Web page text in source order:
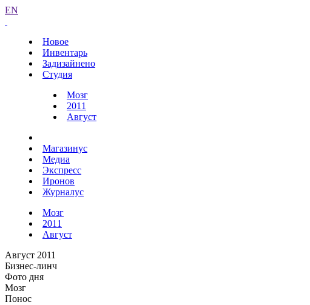
EN
Новое
Инвентарь
Задизайнено
Студия
Мозг
2011
Август
Магазинус
Медиа
Экспресс
Иронов
Журналус
Мозг
2011
Август
Август 2011
Бизнес-линч
Фото дня
Мозг
Понос